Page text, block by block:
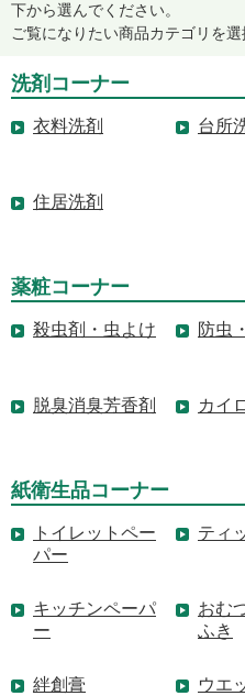
下から選んでください。
ご覧になりたい商品カテゴリを
洗剤コーナー
衣料洗剤 台所
住居洗剤
薬粧コーナー
殺虫剤・虫よけ 防虫
脱臭消臭芳香剤 カイ
紙衛生品コーナー
トイレットペー
パー
ティ
キッチンペーパ
ー
おむ
ふき
絆創膏
ウエ